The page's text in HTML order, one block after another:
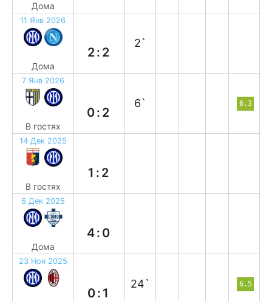
Дома
11 Янв 2026
Дома
2:2
2`
7 Янв 2026
В гостях
0:2
6` 6.3
14 Дек 2025
В гостях
1:2
6 Дек 2025
Дома
4:0
23 Ноя 2025
0:1
24` 6.5